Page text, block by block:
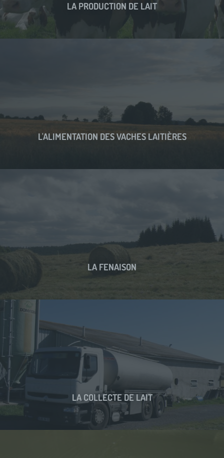
LA PRODUCTION DE LAIT
L'ALIMENTATION DES VACHES LAITIÈRES
LA FENAISON
LA COLLECTE DE LAIT